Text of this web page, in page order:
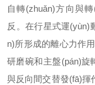
自轉(zhuǎn)方向與
反。在行星式運(yùn)
n)所形成的離心力作用
研磨碗和主盤(pán)旋
與反向間交替發(fā)揮